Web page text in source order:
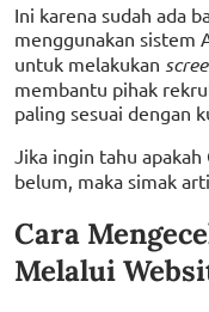
Ini karena sudah ada
menggunakan sistem
untuk melakukan
membantu pihak
paling sesuai dengan
Jika ingin tahu apakah
belum, maka simak
Cara
Melalui